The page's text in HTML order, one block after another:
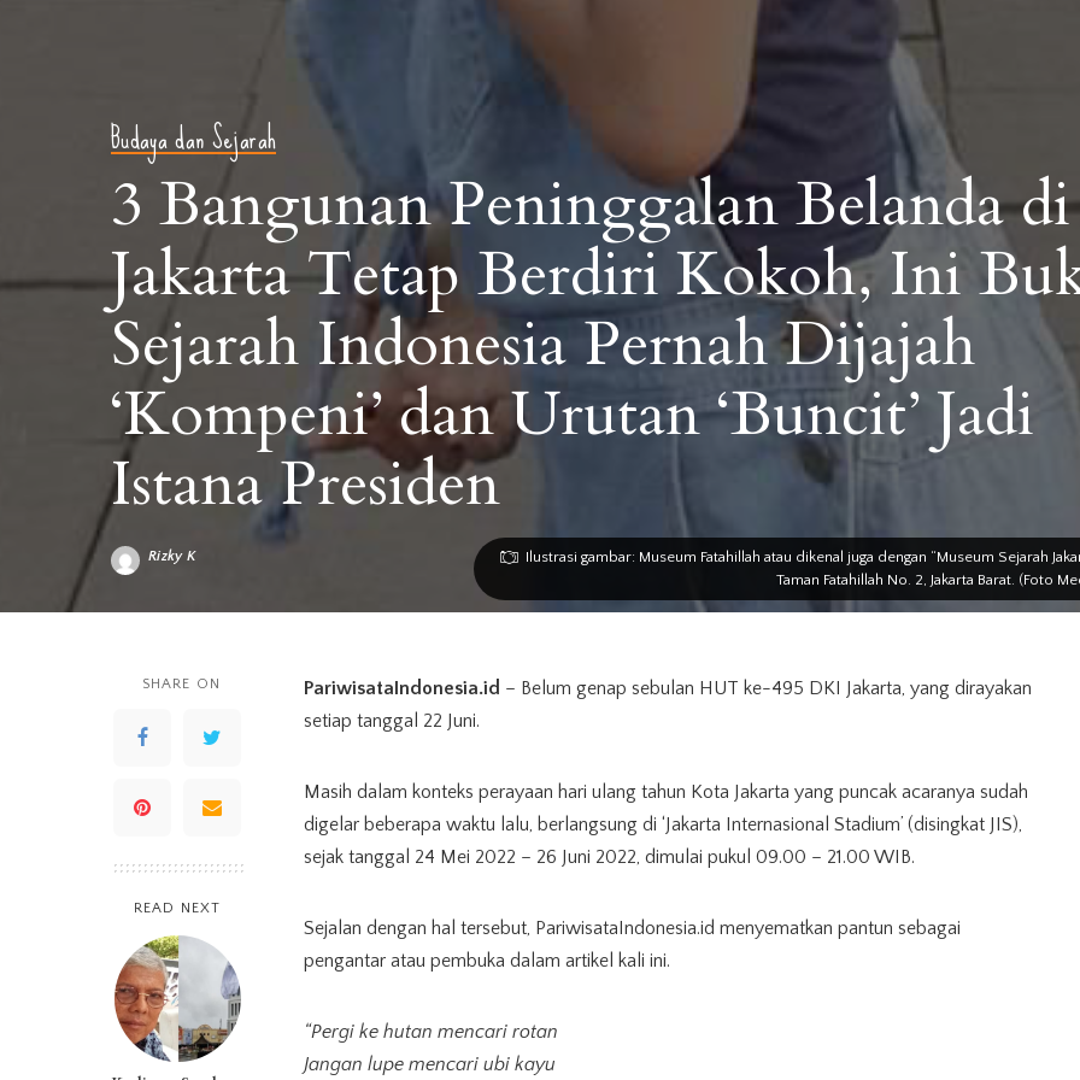
Ilustrasi gambar: Museum Fatahillah atau dikenal juga dengan “Museum Sejarah
Taman Fatahillah No. 2, Jakarta Barat. (Foto
Budaya dan Sejarah
3 Bangunan Peninggalan Belanda di
Jakarta Tetap Berdiri Kokoh, Ini
Sejarah Indonesia Pernah Dijajah
‘Kompeni’ dan Urutan ‘Buncit’ Jadi
Istana Presiden
Posted
Rizky K
SHARE ON
READ NEXT
PariwisataIndonesia.id – Belum genap sebulan HUT ke-495 DKI Jakarta, yang dirayakan
setiap tanggal 22 Juni.
Masih dalam konteks perayaan hari ulang tahun Kota Jakarta yang puncak acaranya sudah
digelar beberapa waktu lalu, berlangsung di ‘Jakarta Internasional Stadium’ (disingkat JIS),
sejak tanggal 24 Mei 2022 – 26 Juni 2022, dimulai pukul 09.00 – 21.00 WIB.
Sejalan dengan hal tersebut, PariwisataIndonesia.id menyematkan pantun sebagai
pengantar atau pembuka dalam artikel kali ini.
“Pergi ke hutan mencari rotan
Jangan lupe mencari ubi kayu